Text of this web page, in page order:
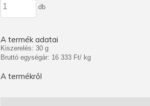
db
A termék adatai
Kiszerelés: 30 g
Bruttó egységár: 16 333 Ft/ kg
A termékről